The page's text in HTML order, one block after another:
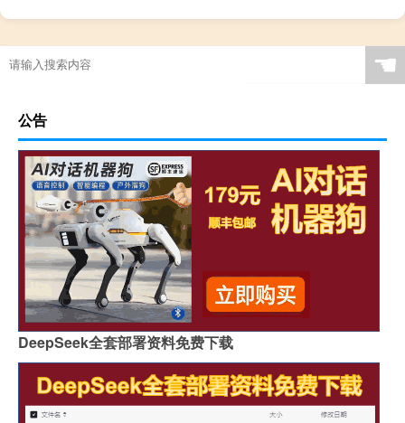
德国军工企业提交首批供应乌克兰弹药
☚
公告
DeepSeek全套部署资料免费下载